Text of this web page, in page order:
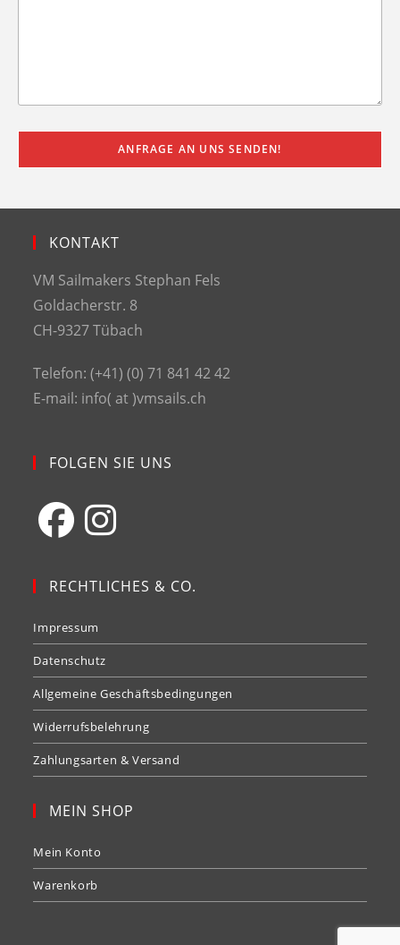
KONTAKT
VM Sailmakers Stephan Fels
Goldacherstr. 8
CH-9327 Tübach
Telefon: (+41) (0) 71 841 42 42
E-mail: info( at )vmsails.ch
FOLGEN SIE UNS
RECHTLICHES & CO.
Impressum
Datenschutz
Allgemeine Geschäftsbedingungen
Widerrufsbelehrung
Zahlungsarten & Versand
MEIN SHOP
Mein Konto
Warenkorb